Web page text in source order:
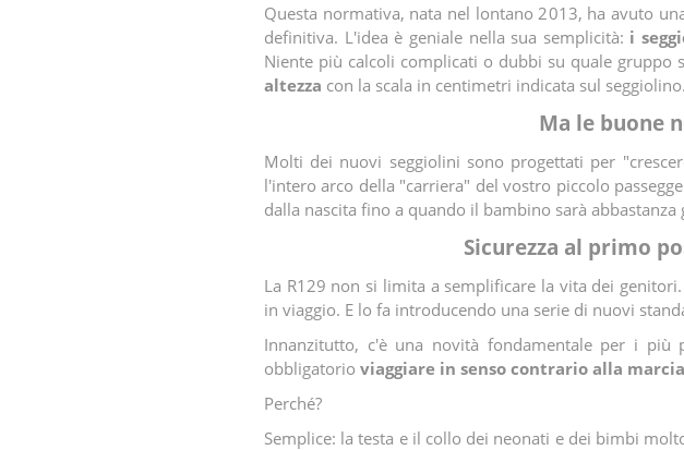
Questa normativa, nata nel lontano 2013, ha avuto
definitiva. L'idea è geniale nella sua semplicità: i
Niente più calcoli complicati o dubbi su quale gruppo
altezza con la scala in centimetri indicata sul seggiolino.
Ma le buone
Molti dei nuovi seggiolini sono progettati per
l'intero arco della "carriera" del vostro piccolo
dalla nascita fino a quando il bambino sarà
Sicurezza al primo
La R129 non si limita a semplificare la vita dei
in viaggio. E lo fa introducendo una serie di nuovi
Innanzitutto, c'è una novità fondamentale per i
obbligatorio viaggiare in senso contrario alla
Perché?
Semplice: la testa e il collo dei neonati e dei bimbi